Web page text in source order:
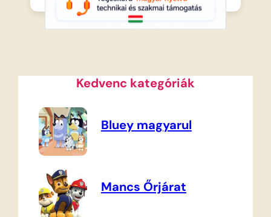
Kedvenc kategóriák
Bluey magyarul
Mancs Őrjárat